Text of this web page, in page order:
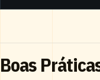
Boas